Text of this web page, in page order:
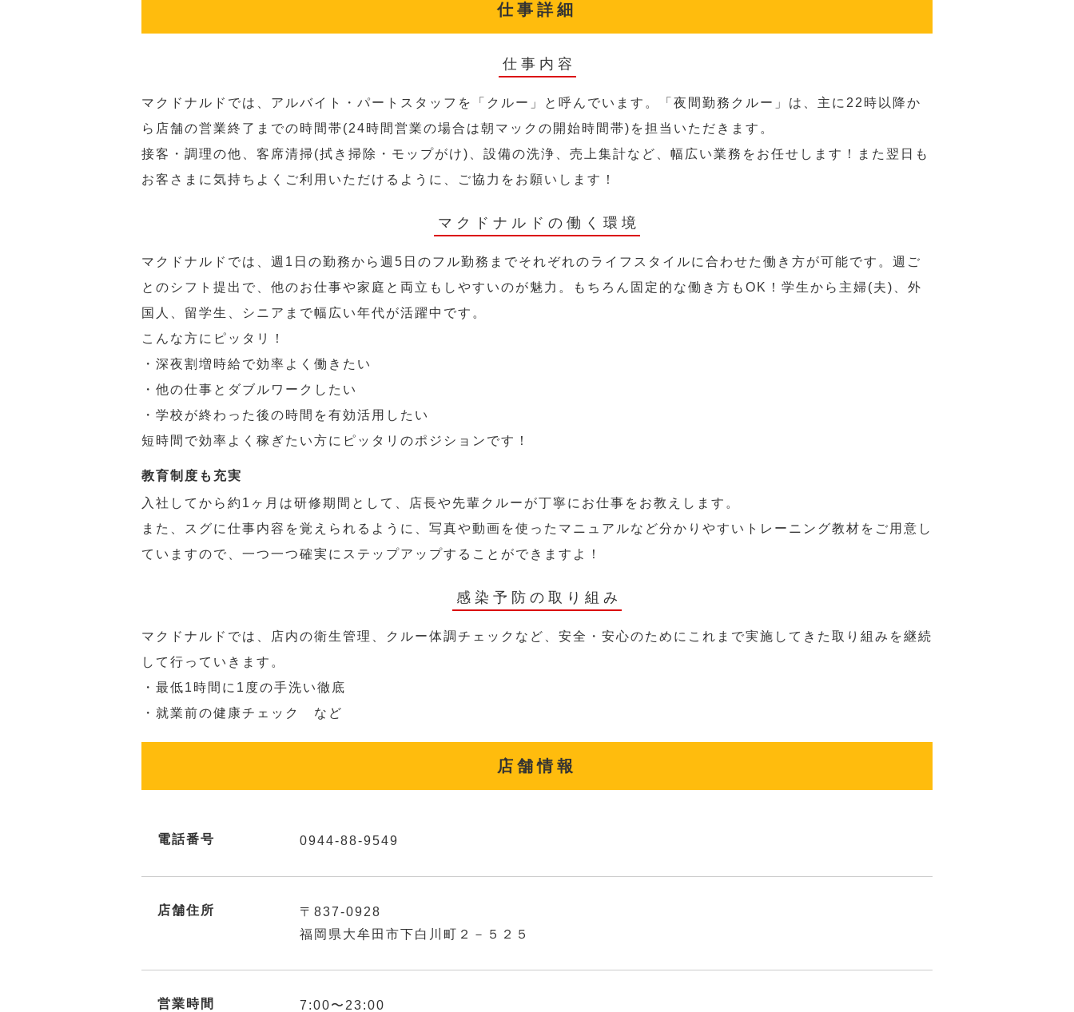
仕事詳細
仕事内容
マクドナルドでは、アルバイト・パートスタッフを「クルー」と呼んでいます。「夜間勤務クルー」は、主に22時以降か
ら店舗の営業終了までの時間帯(24時間営業の場合は朝マックの開始時間帯)を担当いただきます。
接客・調理の他、客席清掃(拭き掃除・モップがけ)、設備の洗浄、売上集計など、幅広い業務をお任せします！また翌日も
お客さまに気持ちよくご利用いただけるように、ご協力をお願いします！
マクドナルドの働く環境
マクドナルドでは、週1日の勤務から週5日のフル勤務までそれぞれのライフスタイルに合わせた働き方が可能です。週ご
とのシフト提出で、他のお仕事や家庭と両立もしやすいのが魅力。もちろん固定的な働き方もOK！学生から主婦(夫)、外
国人、留学生、シニアまで幅広い年代が活躍中です。
こんな方にピッタリ！
・深夜割増時給で効率よく働きたい
・他の仕事とダブルワークしたい
・学校が終わった後の時間を有効活用したい
短時間で効率よく稼ぎたい方にピッタリのポジションです！
教育制度も充実
入社してから約1ヶ月は研修期間として、店長や先輩クルーが丁寧にお仕事をお教えします。
また、スグに仕事内容を覚えられるように、写真や動画を使ったマニュアルなど分かりやすいトレーニング教材をご用意し
ていますので、一つ一つ確実にステップアップすることができますよ！
感染予防の取り組み
マクドナルドでは、店内の衛生管理、クルー体調チェックなど、安全・安心のためにこれまで実施してきた取り組みを継続
して行っていきます。
・最低1時間に1度の手洗い徹底
・就業前の健康チェック など
店舗情報
電話番号 0944-88-9549
店舗住所
〒837-0928
福岡県大牟田市下白川町２－５２５
営業時間 7:00〜23:00